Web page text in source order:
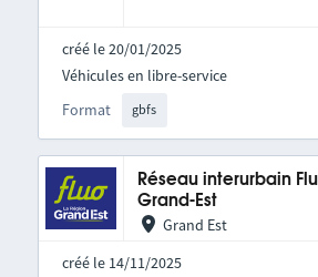
créé le 20/01/2025
Format gbfs
Véhicules en libre-service
Réseau interurbain
Grand-Est
Grand Est
créé le 14/11/2025